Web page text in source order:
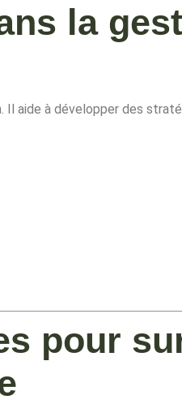
la
Il aide à développer des
pour